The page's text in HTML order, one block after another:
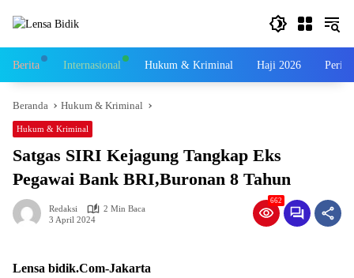
Berita Internasional Hukum & Kriminal Haji 2026
Beranda Hukum & Kriminal
Hukum & Kriminal
Satgas SIRI Kejagung Tangkap Eks
Pegawai Bank BRI,Buronan 8 Tahun
Redaksi
2 Min Baca
3 April 2024
662
Lensa bidik.Com-Jakarta